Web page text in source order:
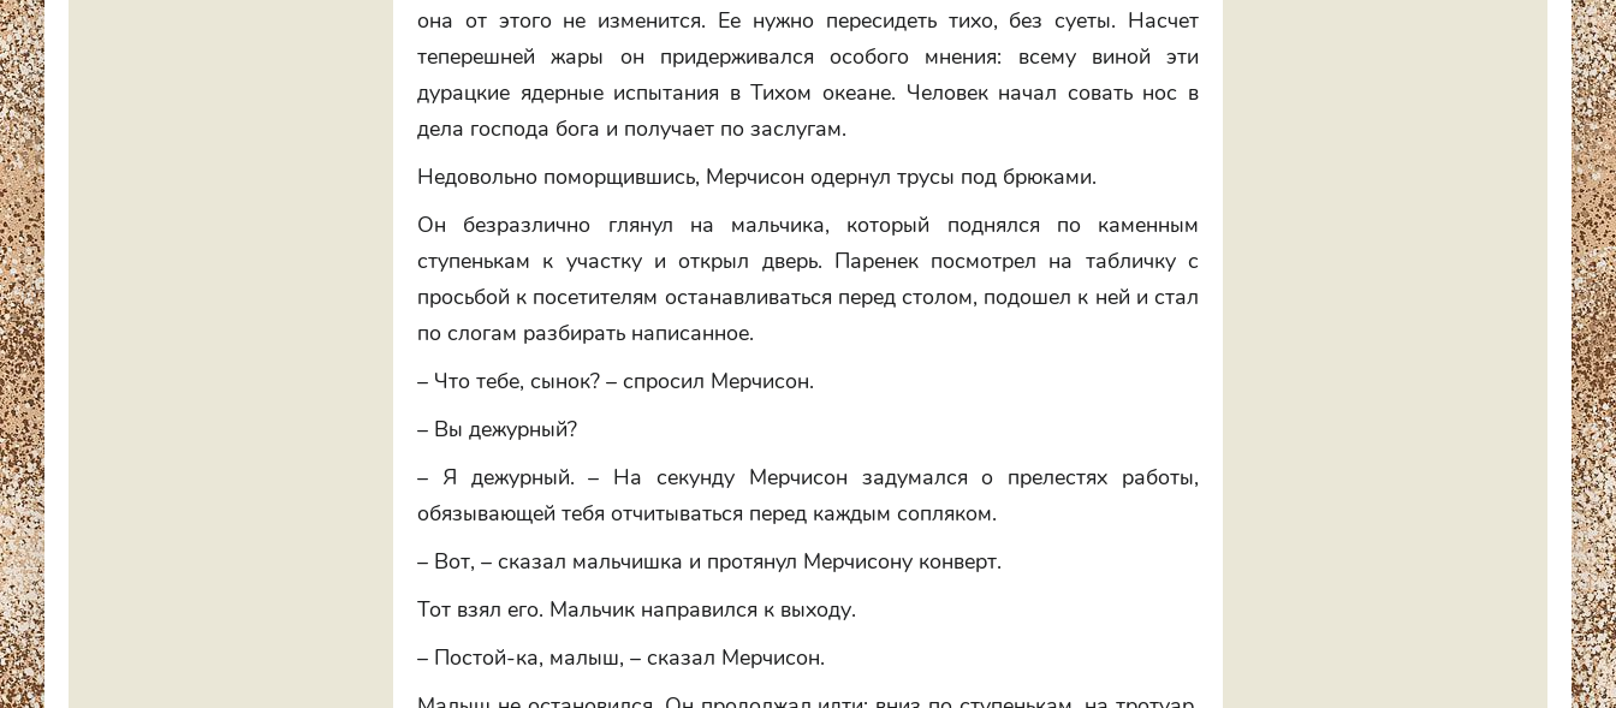
она от этого не изменится. Ее нужно пересидеть тихо, без суеты. Насчет
теперешней жары он придерживался особого мнения: всему виной эти
дурацкие ядерные испытания в Тихом океане. Человек начал совать нос в
дела господа бога и получает по заслугам.
Недовольно поморщившись, Мерчисон одернул трусы под брюками.
Он безразлично глянул на мальчика, который поднялся по каменным
ступенькам к участку и открыл дверь. Паренек посмотрел на табличку с
просьбой к посетителям останавливаться перед столом, подошел к ней и стал
по слогам разбирать написанное.
– Что тебе, сынок? – спросил Мерчисон.
– Вы дежурный?
– Я дежурный. – На секунду Мерчисон задумался о прелестях работы,
обязывающей тебя отчитываться перед каждым сопляком.
– Вот, – сказал мальчишка и протянул Мерчисону конверт.
Тот взял его. Мальчик направился к выходу.
– Постой-ка, малыш, – сказал Мерчисон.